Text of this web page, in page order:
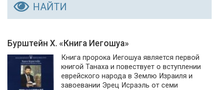
НАЙТИ
Бурштейн Х. «Книга Иегошуа»
Книга пророка Иегошуа является первой
книгой Танаха и повествует о вступлении
еврейского народа в Землю Израиля и
завоевании Эрец Исраэль от семи